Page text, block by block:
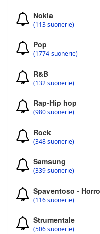
Nokia
(113 suonerie)
Pop
(1774 suonerie)
R&B
(132 suonerie)
Rap-Hip hop
(980 suonerie)
Rock
(348 suonerie)
Samsung
(339 suonerie)
Spaventoso -
(116 suonerie)
Strumentale
(506 suonerie)